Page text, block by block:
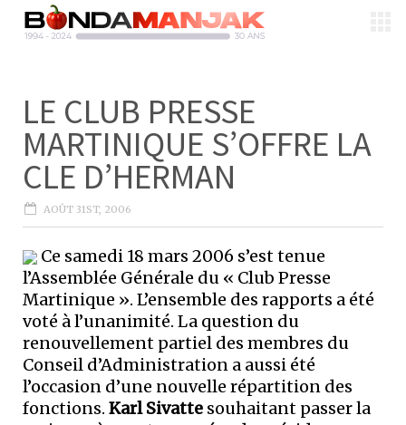
LE CLUB PRESSE
MARTINIQUE S’OFFRE LA
CLE D’HERMAN
AOÛT 31ST, 2006
Ce samedi 18 mars 2006 s’est tenue
l’Assemblée Générale du « Club Presse
Martinique ». L’ensemble des rapports a été
voté à l’unanimité. La question du
renouvellement partiel des membres du
Conseil d’Administration a aussi été
l’occasion d’une nouvelle répartition des
fonctions. Karl Sivatte souhaitant passer la